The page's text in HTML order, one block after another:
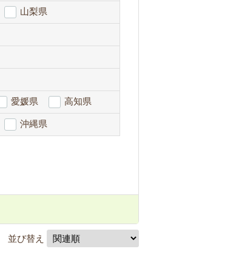
山梨県
愛媛県 高知県
沖縄県
並び替え